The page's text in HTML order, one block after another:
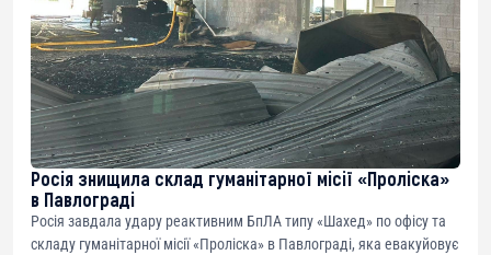
Росія знищила склад гуманітарної місії «Проліска»
в Павлограді
Росія завдала удару реактивним БпЛА типу «Шахед» по офісу та
складу гуманітарної місії «Проліска» в Павлограді, яка евакуйовує